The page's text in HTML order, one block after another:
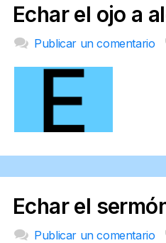
Echar el ojo a
Publicar un comentario
Echar el
Publicar un comentario